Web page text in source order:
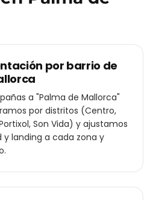
por barrio de
a "Palma de Mallorca"
por distritos (Centro,
Son Vida) y ajustamos
y landing a cada zona y